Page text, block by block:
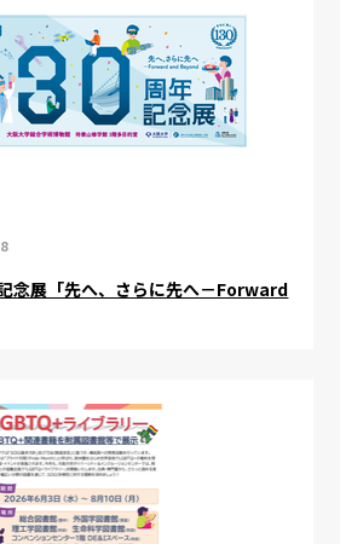
念展「先へ、さらに先へ－Forward